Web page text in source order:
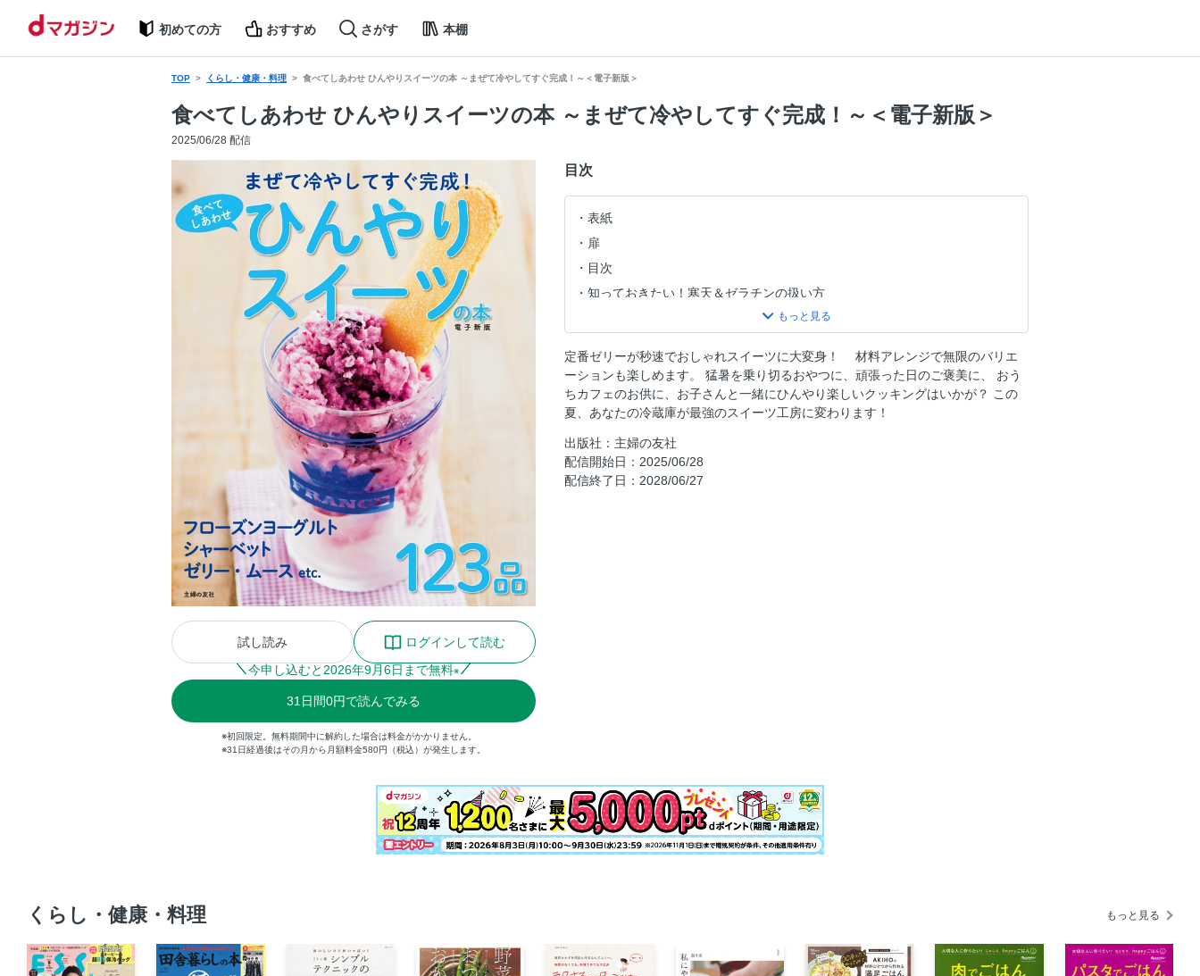
初めての方 おすすめ さがす 本棚
TOP くらし・健康・料理 食べてしあわせ ひんやりスイーツの本 ～まぜて冷やしてすぐ完成！～＜電子新版＞
食べてしあわせ ひんやりスイーツの本 ～まぜて冷やしてすぐ完成！～＜電子新版＞
2025/06/28 配信
試し読み
ログインして読む
今申し込むと 2026年9月6日まで無料※
31 日間0円で読んでみる
※初回限定。無料期間中に解約した場合は料金がかかりません。
※31日経過後はその月から月額料金580円（税込）が発生します。
目次
表紙
扉
目次
知っておきたい！寒天＆ゼラチンの扱い方
PART1 超お手軽ひんやりスイーツ／濃縮素材で楽うまゼリー
凍らせるだけ ジュースのアイス
栄養価もうれしい フローズンヨーグルト
市販のバニラアイスでカフェ風スイーツ
PART２ 定番ひんやりスイーツ／ゼリー
蒸さないプリン
ヨーグルトスイーツ
コンポート
お手軽アイスケーキ
定番ゼリーが秒速でおしゃれスイーツに大変身！ 材料アレンジで無限のバリエ
ーションも楽しめます。 猛暑を乗り切るおやつに、頑張った日のご褒美に、 おう
ちカフェのお供に、お子さんと一緒にひんやり楽しいクッキングはいかが？ この
夏、あなたの冷蔵庫が最強のスイーツ工房に変わります！
出版社：主婦の友社
配信開始日：2025/06/28
配信終了日：2028/06/27
くらし・健康・料理 もっと見る